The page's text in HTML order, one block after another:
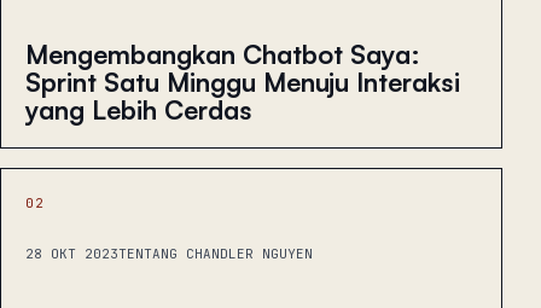
Mengembangkan Chatbot Saya:
Sprint Satu Minggu Menuju Interaksi
yang Lebih Cerdas
02
28 OKT 2023TENTANG CHANDLER NGUYEN